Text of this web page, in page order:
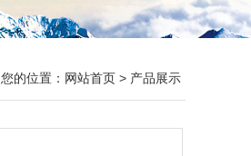
您的位置： 网站首页 > 产品展示